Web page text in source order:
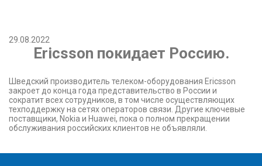
29.08.2022
Ericsson покидает Россию.
Шведский производитель телеком-оборудования Ericsson
закроет до конца года представительство в России и
сократит всех сотрудников, в том числе осуществляющих
техподдержку на сетях операторов связи. Другие ключевые
поставщики, Nokia и Huawei, пока о полном прекращении
обслуживания российских клиентов не объявляли.